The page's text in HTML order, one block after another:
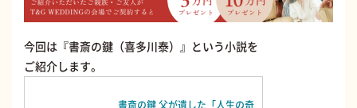
今回は『書斎の鍵（喜多川泰）』という小説を
ご紹介します。
書斎の鍵 父が遺した「人生の奇